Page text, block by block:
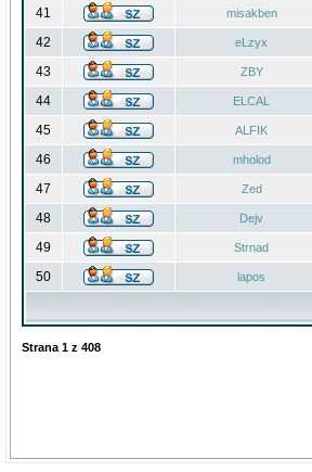
41 misakben
42 eLzyx
43 ZBY
44 ELCAL
45 ALFIK
46 mholod
47 Zed
48 Dejv
49 Strnad
50 lapos
Strana 1 z 408